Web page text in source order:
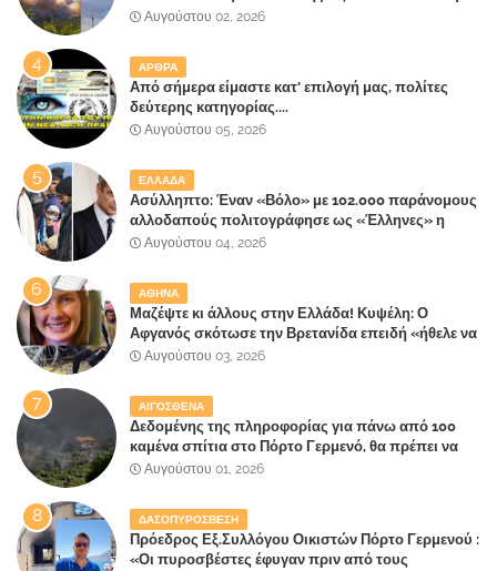
την λάθος διαχείριση της κατάσβεσης θα
Αυγούστου 02, 2026
ΑΡΘΡΑ
Από σήμερα είμαστε κατ' επιλογή μας, πολίτες
δεύτερης κατηγορίας....
Αυγούστου 05, 2026
ΕΛΛΑΔΑ
Ασύλληπτο: Έναν «Βόλο» με 102.000 παράνομους
αλλοδαπούς πολιτογράφησε ως «Έλληνες» η
κυβέρνηση!
Αυγούστου 04, 2026
ΑΘΗΝΑ
Μαζέψτε κι άλλους στην Ελλάδα! Κυψέλη: Ο
Αφγανός σκότωσε την Βρετανίδα επειδή «ήθελε να
κάνει τη σύντροφό του χριστιανή»
Αυγούστου 03, 2026
ΑΙΓΟΣΘΕΝΑ
Δεδομένης της πληροφορίας για πάνω από 100
καμένα σπίτια στο Πόρτο Γερμενό, θα πρέπει να
αναζητηθούν ευθύνες για την ολοσχερή
επίγειου παραδείσου της Αττικής
Αυγούστου 01, 2026
ΔΑΣΟΠΥΡΟΣΒΕΣΗ
Πρόεδρος Εξ.Συλλόγου Οικιστών Πόρτο Γερμενού :
«Οι πυροσβέστες έφυγαν πριν από τους